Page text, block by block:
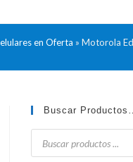
en Oferta » Motorola
Buscar
Búsqueda
productos